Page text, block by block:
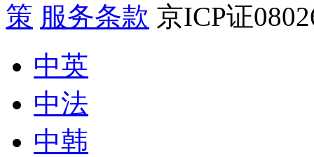
策 服务条款 京ICP证
中英
中法
中韩